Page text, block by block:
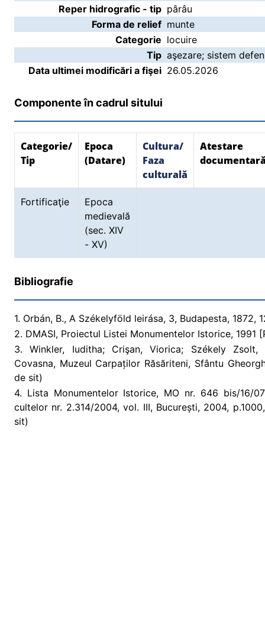
Reper hidrografic - tip pârâu
Forma de relief munte
Categorie locuire
Tip aşezare; sistem
Data ultimei modificări a fişei 26.05.2026
Componente în cadrul sitului
Categorie/
Tip
Epoca
(Datare)
Cultura/
Faza
culturală
Atestare
Fortificaţie
Epoca
medievală
(sec. XIV
- XV)
Bibliografie
1. Orbán, B., A Székelyföld leirása, 3, Budapesta, 1872,
2. DMASI, Proiectul Listei Monumentelor Istorice, 1991
3. Winkler, Iuditha; Crişan, Viorica; Székely
Covasna, Muzeul Carpaților Răsăriteni, Sfântu
de sit)
4. Lista Monumentelor Istorice, MO nr. 646 bis/16/
cultelor nr. 2.314/2004, vol. III, București, 2004,
sit)